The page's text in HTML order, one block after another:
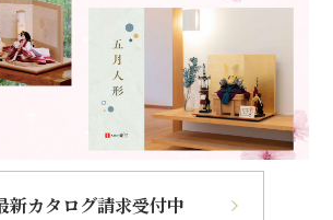
新カタログ請求受付中